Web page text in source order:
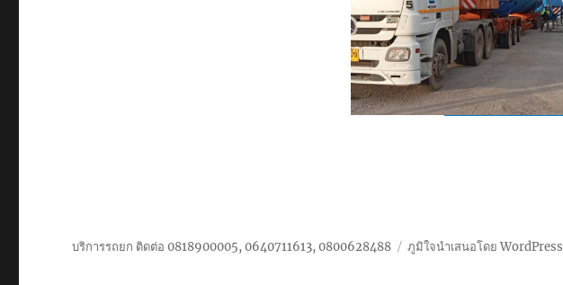
บริการรถยก ติดต่อ 0818900005, 0640711613, 0800628488 ภูมิใจนำเสนอโดย WordPress